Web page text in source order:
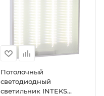
Потолочный
светодиодный
светильник INTEKS